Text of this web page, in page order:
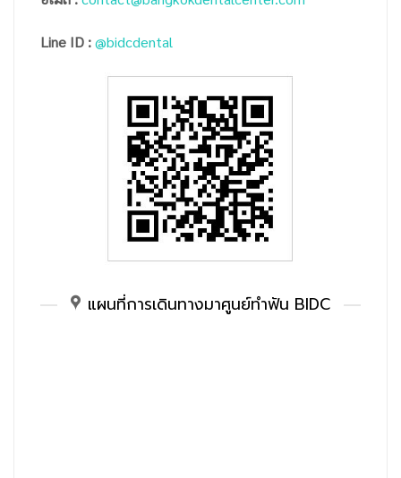
Line ID :@bidcdental
แผนที่การเดินทางมาศูนย์ทำฟัน BIDC